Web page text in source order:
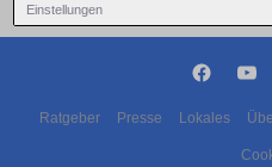
Einstellungen
Ratgeber Presse Lokales